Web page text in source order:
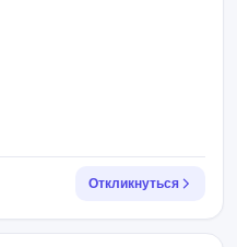
Откликнуться